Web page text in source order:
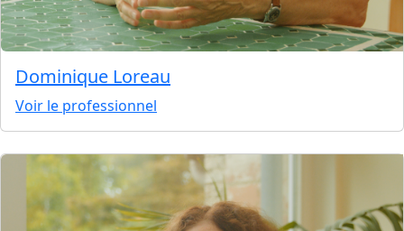
Dominique Loreau
Voir le professionnel